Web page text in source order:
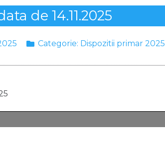
de 14.11.2025
Categorie: Dispozitii primar 2025